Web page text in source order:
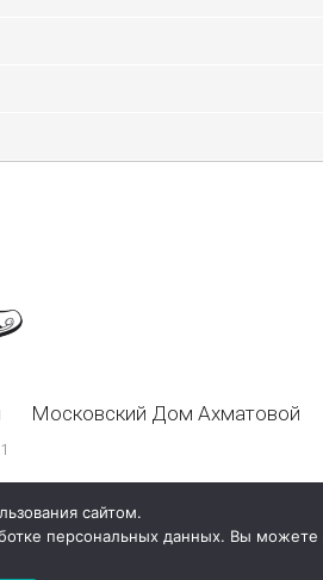
Московский Дом Ахматовой
сайтом.
персональных данных. Вы